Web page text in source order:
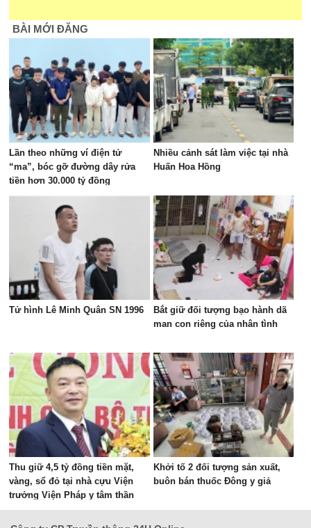
BÀI MỚI ĐĂNG
Lần theo những ví điện tử
“ma”, bóc gỡ đường dây rửa
tiền hơn 30.000 tỷ đồng
Nhiều cảnh sát làm việc tại nhà
Huấn Hoa Hồng
Tử hình Lê Minh Quân SN 1996
Bắt giữ đối tượng bạo hành dã
man con riêng của nhân tình
Thu giữ 4,5 tỷ đồng tiền mặt,
vàng, sổ đỏ tại nhà cựu Viện
trưởng Viện Pháp y tâm thần
Trung ương
Khởi tố 2 đối tượng sản xuất,
buôn bán thuốc Đông y giả